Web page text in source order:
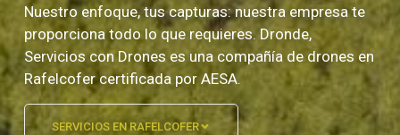
Nuestro enfoque, tus capturas: nuestra empresa te
proporciona todo lo que requieres. Dronde,
Servicios con Drones es una compañía de drones en
Rafelcofer certificada por AESA.
SERVICIOS EN RAFELCOFER